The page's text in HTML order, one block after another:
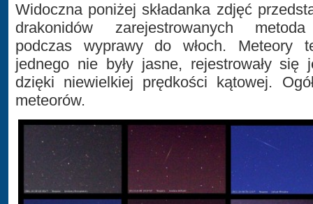
Widoczna poniżej składanka zdjęć
drakonidów zarejestrowanych
podczas wyprawy do włoch. Meteory
jednego nie były jasne, rejestrowały się
dzięki niewielkiej prędkości kątowej.
meteorów.